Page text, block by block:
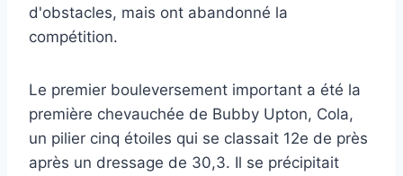
d'obstacles, mais ont abandonné la
compétition.
Le premier bouleversement important a été la
première chevauchée de Bubby Upton, Cola,
un pilier cinq étoiles qui se classait 12e de près
après un dressage de 30,3. Il se précipitait